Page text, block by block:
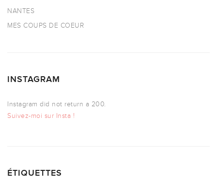
NANTES
MES COUPS DE COEUR
INSTAGRAM
Instagram did not return a 200.
Suivez-moi sur Insta !
ÉTIQUETTES